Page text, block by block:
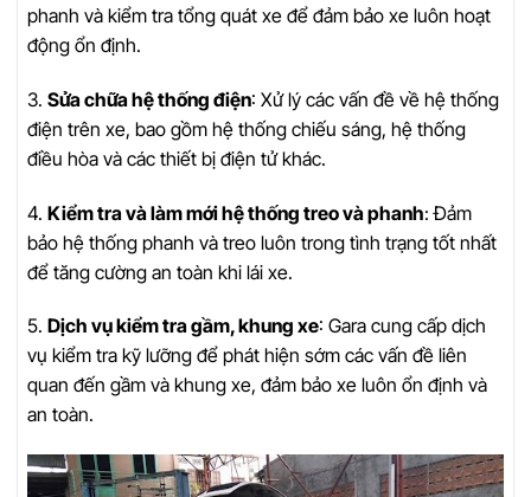
phanh và kiểm tra tổng quát xe để đảm bảo xe luôn hoạt
động ổn định.
3. Sửa chữa hệ thống điện: Xử lý các vấn đề về hệ thống
điện trên xe, bao gồm hệ thống chiếu sáng, hệ thống
điều hòa và các thiết bị điện tử khác.
4. Kiểm tra và làm mới hệ thống treo và phanh: Đảm
bảo hệ thống phanh và treo luôn trong tình trạng tốt nhất
để tăng cường an toàn khi lái xe.
5. Dịch vụ kiểm tra gầm, khung xe: Gara cung cấp dịch
vụ kiểm tra kỹ lưỡng để phát hiện sớm các vấn đề liên
quan đến gầm và khung xe, đảm bảo xe luôn ổn định và
an toàn.